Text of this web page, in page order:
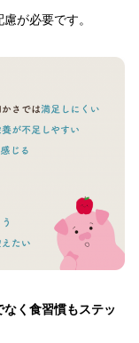
が必要です。
く食習慣もステッ